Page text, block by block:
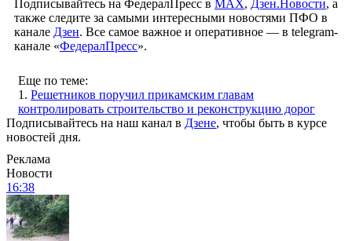
Подписывайтесь на ФедералПресс в МАХ, Дзен.Новости, а
также следите за самыми интересными новостями ПФО в
канале Дзен. Все самое важное и оперативное — в telegram-
канале «ФедералПресс».
Еще по теме:
1. Решетников поручил прикамским главам
контролировать строительство и реконструкцию дорог
Подписывайтесь на наш канал в Дзене, чтобы быть в курсе
новостей дня.
Реклама
Новости
16:38